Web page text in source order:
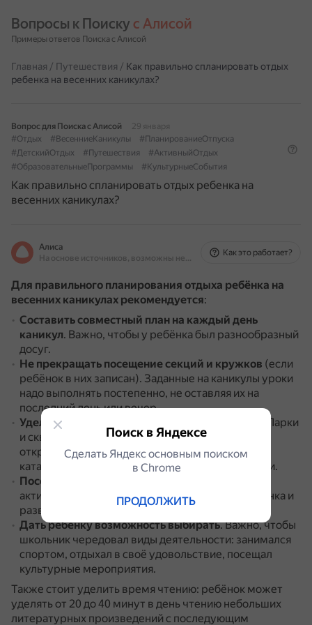
Вопросы к Поиску с Алисой
Примеры ответов Поиска с Алисой
Главная / Путешествия / Как правильно спланировать отдых
ребенка на весенних каникулах?
Вопрос для Поиска с Алисой
29 января
#Отдых
#ВесенниеКаникулы
#ПланированиеОтпуска
#ДетскийОтдых
#Путешествия
#АктивныйОтдых
#ОбразовательныеПрограммы
#КультурныеСобытия
Как правильно спланировать отдых ребенка на
весенних каникулах?
Алиса
На основе источников, возможны неточности
Как это работает?
Для правильного планирования отдыха ребёнка на
весенних каникулах рекомендуется:
Составить совместный план на каждый день
каникул. Важно, чтобы у ребёнка был разнообразный
досуг.
Не прекращать посещение секций и кружков (если
ребёнок в них записан). Заданные на каникулы уроки
надо выполнять постепенно, не оставляя их на
последний день или вечер.
Уделять время прогулкам на свежем воздухе
Парки
и скверы предлагают множество занятий на
открытом воздухе, включая прогулки, пикники,
катание на велосипедах или роликах, фотосессии.
Посещать новые интересные места
активность помогает расширить кругозор ребёнка и
развить навыки общения.
Дать ребёнку возможность выбирать.Важно, чтобы
школьник чередовал виды деятельности: занимался
спортом, отдыхал в своё удовольствие, посещал
культурные мероприятия.
Также стоит уделить время чтению: ребёнок может
уделять от 20 до 40 минут в день чтению небольших
литературных произведений с последующим
Поиск в Яндексе
Сделать Яндекс основным поиском
в Сhrome
ПРОДОЛЖИТЬ